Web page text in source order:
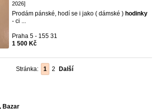
2026]
Prodám pánské, hodí se i jako ( dámské ) hodinky
- ci ...
Praha 5 - 155 31
1 500 Kč
Stránka: 1 2 Další
Bazar